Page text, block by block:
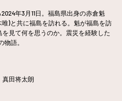
年3月11日。福島県出身の赤倉魁
)と共に福島を訪れる。魁が福島を訪
見て何を思うのか。震災を経験した
語。
真田将太朗